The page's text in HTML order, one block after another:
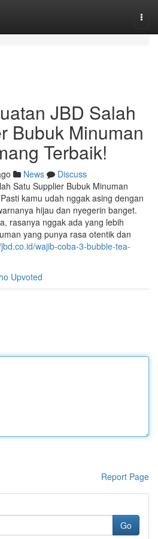
JBD Salah
Bubuk Minuman
Terbaik!
News
Discuss
Satu Supplier Bubuk Minuman
kamu udah nggak asing dengan
hijau dan nyegerin banget.
rasanya nggak ada yang lebih
yang punya rasa otentik dan
wajib-coba-3-bubble-tea-
Upvoted
Report Page
Go